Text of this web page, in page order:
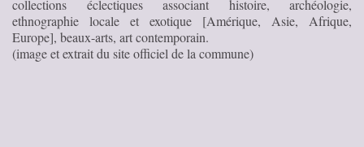
collections éclectiques associant histoire, archéologie,
ethnographie locale et exotique [Amérique, Asie, Afrique,
Europe], beaux-arts, art contemporain.
(image et extrait du site officiel de la commune)